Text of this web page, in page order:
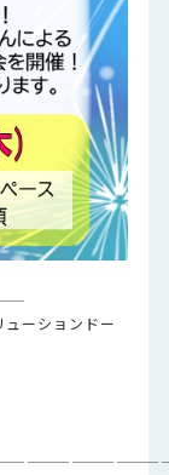
ーションドー